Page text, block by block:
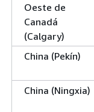
Oeste de
Canadá
(Calgary)
China (Pekín)
China (Ningxia)